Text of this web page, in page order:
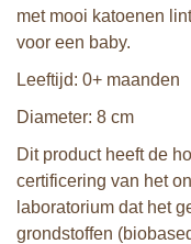
met mooi katoenen
voor een baby.
Leeftijd: 0+ maanden
Diameter: 8 cm
Dit product heeft de
certificering van het
laboratorium dat het
grondstoffen